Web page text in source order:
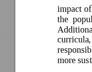
impact of
the
curricula,
more